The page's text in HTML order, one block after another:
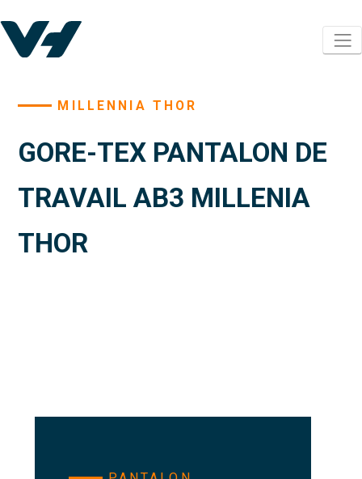
MILLENNIA THOR
GORE-TEX PANTALON DE
TRAVAIL AB3 MILLENIA
THOR